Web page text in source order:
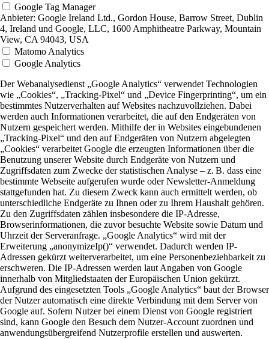
Google Tag Manager
Anbieter: Google Ireland Ltd., Gordon House, Barrow Street, Dublin
4, Ireland und Google, LLC, 1600 Amphitheatre Parkway, Mountain
View, CA 94043, USA
Matomo Analytics
Google Analytics
Der Webanalysedienst „Google Analytics“ verwendet Technologien
wie „Cookies“, „Tracking-Pixel“ und „Device Fingerprinting“, um ein
bestimmtes Nutzerverhalten auf Websites nachzuvollziehen. Dabei
werden auch Informationen verarbeitet, die auf den Endgeräten von
Nutzern gespeichert werden. Mithilfe der in Websites eingebundenen
„Tracking-Pixel“ und den auf Endgeräten von Nutzern abgelegten
„Cookies“ verarbeitet Google die erzeugten Informationen über die
Benutzung unserer Website durch Endgeräte von Nutzern und
Zugriffsdaten zum Zwecke der statistischen Analyse – z. B. dass eine
bestimmte Webseite aufgerufen wurde oder Newsletter-Anmeldung
stattgefunden hat. Zu diesem Zweck kann auch ermittelt werden, ob
unterschiedliche Endgeräte zu Ihnen oder zu Ihrem Haushalt gehören.
Zu den Zugriffsdaten zählen insbesondere die IP-Adresse,
Browserinformationen, die zuvor besuchte Website sowie Datum und
Uhrzeit der Serveranfrage. „Google Analytics“ wird mit der
Erweiterung „anonymizeIp()“ verwendet. Dadurch werden IP-
Adressen gekürzt weiterverarbeitet, um eine Personenbeziehbarkeit zu
erschweren. Die IP-Adressen werden laut Angaben von Google
innerhalb von Mitgliedstaaten der Europäischen Union gekürzt.
Aufgrund des eingesetzten Tools „Google Analytics“ baut der Browser
der Nutzer automatisch eine direkte Verbindung mit dem Server von
Google auf. Sofern Nutzer bei einem Dienst von Google registriert
sind, kann Google den Besuch dem Nutzer-Account zuordnen und
anwendungsübergreifend Nutzerprofile erstellen und auswerten.